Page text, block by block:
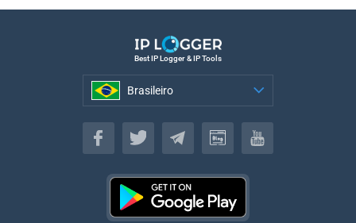
Best IP Logger & IP Tools
Brasileiro
Brasileiro